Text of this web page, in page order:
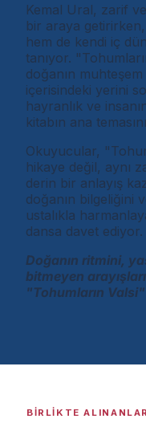
Kemal Ural, zarif ve
bir araya
hem de kendi iç
tanıyor.
doğanın
içerisindeki yerini
hayranlık ve
kitabın ana
Okuyucular,
hikaye değil, aynı
derin bir anlayış
doğanın bilgeliğini
ustalıkla
dansa davet ediyor.
Doğanın ritmini,
bitmeyen
"Tohumların
BIRLIKTE ALINANLAR